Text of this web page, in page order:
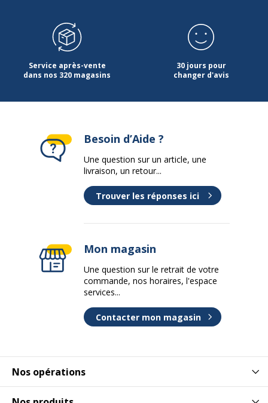
Service après-vente
dans nos 320 magasins
30 jours pour
changer d'avis
Nos opérations
Besoin d’Aide ?
Une question sur un article, une
livraison, un retour...
Trouver les réponses ici
Mon magasin
Une question sur le retrait de votre
commande, nos horaires, l'espace
services...
Contacter mon magasin